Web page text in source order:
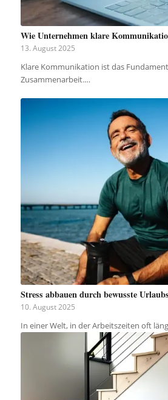
Wie Unternehmen klare
13. August 2025
Klare Kommunikation ist das
Zusammenarbeit.…
Stress abbauen durch bewusste
10. August 2025
In einer Welt, in der Arbeitszeiten oft